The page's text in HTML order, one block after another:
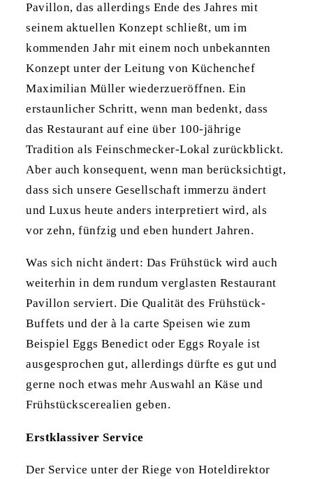
Pavillon, das allerdings Ende des Jahres mit
seinem aktuellen Konzept schließt, um im
kommenden Jahr mit einem noch unbekannten
Konzept unter der Leitung von Küchenchef
Maximilian Müller wiederzueröffnen. Ein
erstaunlicher Schritt, wenn man bedenkt, dass
das Restaurant auf eine über 100-jährige
Tradition als Feinschmecker-Lokal zurückblickt.
Aber auch konsequent, wenn man berücksichtigt,
dass sich unsere Gesellschaft immerzu ändert
und Luxus heute anders interpretiert wird, als
vor zehn, fünfzig und eben hundert Jahren.
Was sich nicht ändert: Das Frühstück wird auch
weiterhin in dem rundum verglasten Restaurant
Pavillon serviert. Die Qualität des Frühstück-
Buffets und der à la carte Speisen wie zum
Beispiel Eggs Benedict oder Eggs Royale ist
ausgesprochen gut, allerdings dürfte es gut und
gerne noch etwas mehr Auswahl an Käse und
Frühstückscerealien geben.
Erstklassiver Service
Der Service unter der Riege von Hoteldirektor